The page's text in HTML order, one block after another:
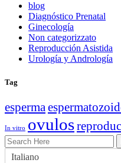
blog
Diagnóstico Prenatal
Ginecología
Non categorizzato
Reproducción Asistida
Urología y Andrología
Tag
esperma
In vitro ovulos
Search
for:
Italiano